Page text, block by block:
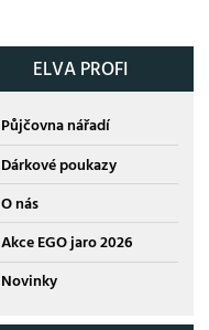
ELVA PROFI
Půjčovna nářadí
Dárkové poukazy
O nás
Akce EGO jaro 2026
Novinky